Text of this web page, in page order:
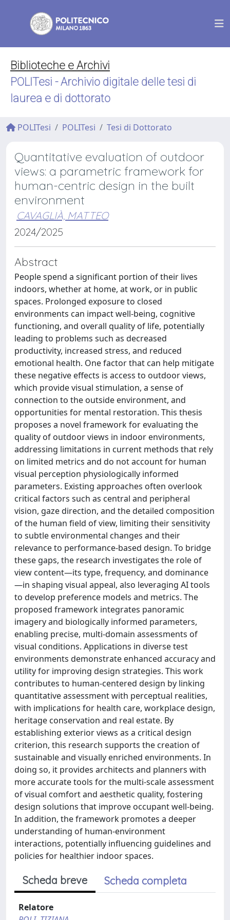
Biblioteche e Archivi
POLITesi - Archivio digitale delle tesi di
laurea e di dottorato
POLITesi POLITesi Tesi di Dottorato
Quantitative evaluation of outdoor
views: a parametric framework for
human-centric design in the built
environment
CAVAGLIÀ, MATTEO
2024/2025
Abstract
People spend a significant portion of their lives
indoors, whether at home, at work, or in public
spaces. Prolonged exposure to closed
environments can impact well-being, cognitive
functioning, and overall quality of life, potentially
leading to problems such as decreased
productivity, increased stress, and reduced
emotional health. One factor that can help mitigate
these negative effects is access to outdoor views,
which provide visual stimulation, a sense of
connection to the outside environment, and
opportunities for mental restoration. This thesis
proposes a novel framework for evaluating the
quality of outdoor views in indoor environments,
addressing limitations in current methods that rely
on limited metrics and do not account for human
visual perception physiologically informed
parameters. Existing approaches often overlook
critical factors such as central and peripheral
vision, gaze direction, and the detailed composition
of the human field of view, limiting their sensitivity
to subtle environmental changes and their
relevance to performance-based design. To bridge
these gaps, the research investigates the role of
view content—its type, frequency, and dominance
—in shaping visual appeal, also leveraging AI tools
to develop preference models and metrics. The
proposed framework integrates panoramic
imagery and biologically informed parameters,
enabling precise, multi-domain assessments of
visual conditions. Applications in diverse test
environments demonstrate enhanced accuracy and
utility for improving design strategies. This work
contributes to human-centered design by linking
quantitative assessment with perceptual realities,
with implications for health care, workplace design,
heritage conservation and real estate. By
establishing exterior views as a critical design
criterion, this research supports the creation of
sustainable and visually enriched environments. In
doing so, it provides architects and planners with
more accurate tools for the multi-scale assessment
of visual comfort and aesthetic quality, fostering
design solutions that improve occupant well-being.
In addition, the framework promotes a deeper
understanding of human-environment
interactions, potentially influencing guidelines and
policies for healthier indoor spaces.
Scheda breve Scheda completa
Relatore